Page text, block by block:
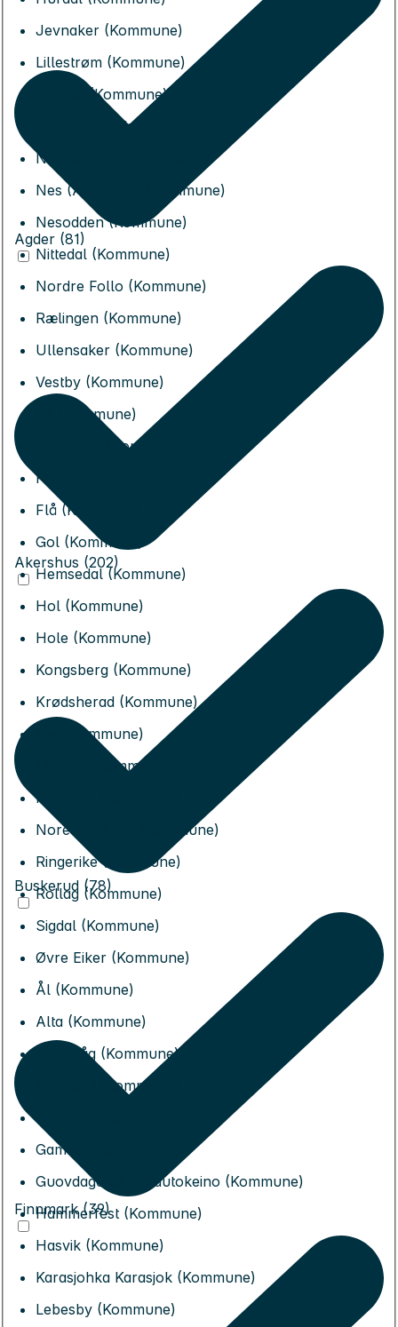
Jevnaker (Kommune)
Lillestrøm (Kommune)
Lunner (Kommune)
Lørenskog (Kommune)
Nannestad (Kommune)
Nes (Akershus) (Kommune)
Nesodden (Kommune)
Nittedal (Kommune)
Nordre Follo (Kommune)
Rælingen (Kommune)
Ullensaker (Kommune)
Vestby (Kommune)
Ås (Kommune)
Drammen (Kommune)
Flesberg (Kommune)
Flå (Kommune)
Gol (Kommune)
Hemsedal (Kommune)
Hol (Kommune)
Hole (Kommune)
Kongsberg (Kommune)
Krødsherad (Kommune)
Lier (Kommune)
Modum (Kommune)
Nesbyen (Kommune)
Nore og Uvdal (Kommune)
Ringerike (Kommune)
Rollag (Kommune)
Sigdal (Kommune)
Øvre Eiker (Kommune)
Ål (Kommune)
Alta (Kommune)
Berlevåg (Kommune)
Båtsfjord (Kommune)
Deatnu Tana (Kommune)
Gamvik (Kommune)
Guovdageaidnu Kautokeino (Kommune)
Hammerfest (Kommune)
Hasvik (Kommune)
Karasjohka Karasjok (Kommune)
Lebesby (Kommune)
Agder (81)
Akershus (202)
Buskerud (78)
Finnmark (39)